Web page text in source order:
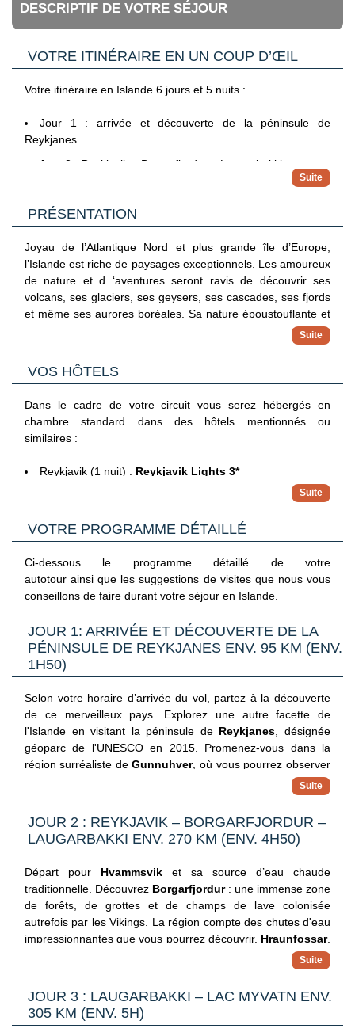
DESCRIPTIF DE VOTRE SÉJOUR
VOTRE ITINÉRAIRE EN UN COUP D’ŒIL
Votre itinéraire en Islande 6 jours et 5 nuits :
Jour 1 : arrivée et découverte de la péninsule de
Reykjanes
Jour 2 : Reykjavik – Borgarfjordur – Laugarbakki
Jour 4 : Myvatn – Husavik – Akureyri
Jour 6 : départ
PRÉSENTATION
Joyau de l’Atlantique Nord et plus grande île d’Europe,
l’Islande est riche de paysages exceptionnels. Les amoureux
de nature et d ‘aventures seront ravis de découvrir ses
volcans, ses glaciers, ses geysers, ses cascades, ses fjords
et même ses aurores boréales. Sa nature époustouflante et
sa culture médiévale rendront votre séjour inoubliable. Son
histoire vieille de plus de mille ans marquée par les Vikings,
lui confère une curiosité sans égal. A travers cet autotour,
découvrez ses plus beaux aspects où la nature sauvage et
impérissables. Profitez de votre hébergement et détendez-
frais, provenant directement de la pêche locale.
VOS HÔTELS
Dans le cadre de votre circuit vous serez hébergés en
chambre standard dans des hôtels mentionnés ou
similaires :
Reykjavik (1 nuit) : Reykjavik Lights 3*
Reykjavik – Borgarfjordur – Laugarbakki (1 nuit) :B59
Laugarbakki – Lac Myvatn (1 nuit) :Hlid Guestouse 3*
Myvatn – Husavik – Akureyri (1 nuit) :Hôtel Natur 3*
Reykjavik (1 nuit) : Reykjavik Lights 3*
VOTRE PROGRAMME DÉTAILLÉ
Ci-dessous le programme détaillé de votre
autotour ainsi que les suggestions de visites que nous vous
conseillons de faire durant votre séjour en Islande.
JOUR 1: ARRIVÉE ET DÉCOUVERTE DE LA
PÉNINSULE DE REYKJANES ENV. 95 KM (ENV.
1H50)
Selon votre horaire d’arrivée du vol, partez à la découverte
de ce merveilleux pays. Explorez une autre facette de
l'Islande en visitant la péninsule de Reykjanes , désignée
géoparc de l'UNESCO en 2015. Promenez-vous dans la
région surréaliste de Gunnuhver, où vous pourrez observer
des mares de boue aux couleurs étranges et des cheminées
de vapeur bouillonnantes. Reykjanes abrite également le
chaude à 39°C aux bienfaits miraculeux, vous propose des
soins corporels à base de boue et minéraux pour une
Reykjavik Lights 3* (ou similaire)
Situé à proximité des parcs et jardins de Laugardalur, cet
chambres lumineuses et épurées, au style scandinave, vous
permettront de vous relaxer après une journée riche en
La location de serviettes
Un masque facial à la boue de silice
Une boisson au bar
JOUR 2 : REYKJAVIK – BORGARFJORDUR –
LAUGARBAKKI ENV. 270 KM (ENV. 4H50)
Départ pour Hvammsvik et sa source d’eau chaude
traditionnelle. Découvrez Borgarfjordur: une immense zone
de forêts, de grottes et de champs de lave colonisée
autrefois par les Vikings. La région compte des chutes d'eau
impressionnantes que vous pourrez découvrir. Hraunfossar,
la chute de lave, donne l'impression que l'eau glaciaire jaillit
Barnafoss,
Deildartunguhver , se sont les sources d'eau chaude les
plus puissantes et les plus rapides d'Europe. Krauma, situé
JOUR 3 : LAUGARBAKKI – LAC MYVATN ENV.
305 KM (ENV. 5H)